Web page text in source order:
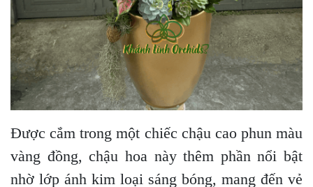
Được cắm trong một chiếc chậu cao phun màu
vàng đồng, chậu hoa này thêm phần nổi bật
nhờ lớp ánh kim loại sáng bóng, mang đến vẻ